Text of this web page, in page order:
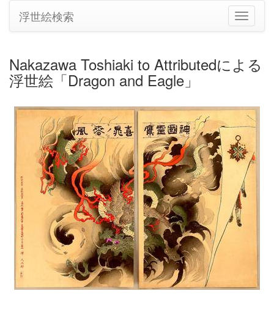
ナ
ビ
シ
切
り
替
え
浮世絵検索
Nakazawa Toshiaki to Attributedによる
浮世絵「Dragon and Eagle」